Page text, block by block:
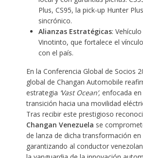
Plus, CS95, la pick-up Hunter
sincrónico.
Alianzas Estratégicas:
Vinotinto, que fortalece el
con el país.
En la Conferencia Global de Socios
global de Changan Automobile
estrategia ‘Vast Ocean’, enfocada en
transición hacia una movilidad
Tras recibir este prestigioso
Changan Venezuela se
de lanza de dicha transformación en
garantizando al conductor